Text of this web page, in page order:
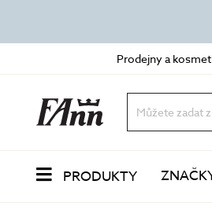
Prodejny a
PRODUKTY